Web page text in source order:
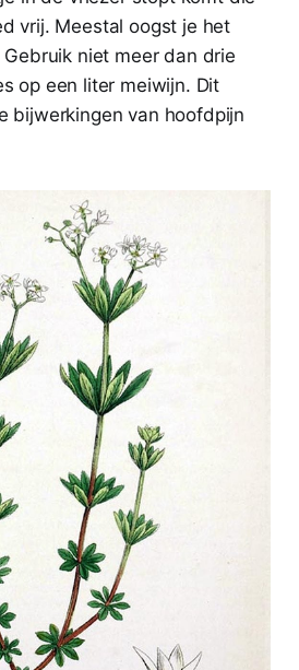
vrij. Meestal oogst je het
niet meer dan drie
op een liter meiwijn. Dit
bijwerkingen van hoofdpijn